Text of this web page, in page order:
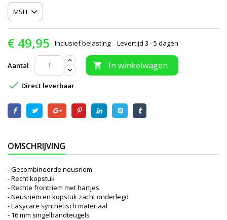
€ 49,95 Inclusief belasting Levertijd 3 - 5 dagen
Aantal  In winkelwagen
 Direct leverbaar
OMSCHRIJVING
- Gecombineerde neusriem
- Recht kopstuk
- Rechte frontriem met hartjes
- Neusriem en kopstuk zacht onderlegd
- Easycare synthetisch materiaal
- 16 mm singelbandteugels